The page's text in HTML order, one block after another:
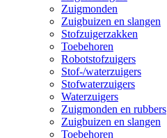
Zuigmonden
Zuigbuizen en slangen
Stofzuigerzakken
Toebehoren
Robotstofzuigers
Stof-/waterzuigers
Stofwaterzuigers
Waterzuigers
Zuigmonden en rubbers
Zuigbuizen en slangen
Toebehoren